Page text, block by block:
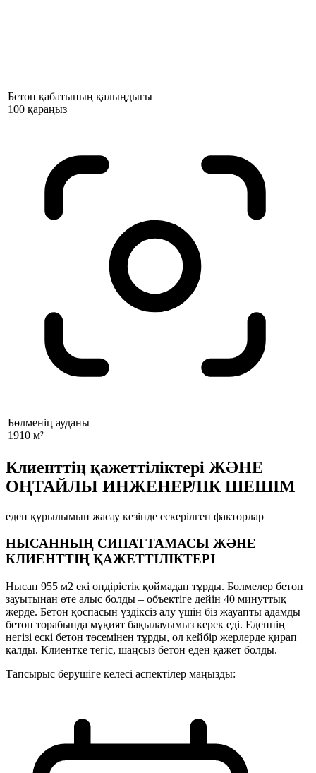
Бетон қабатының қалыңдығы
100 қараңыз
Бөлменің ауданы
1910 м²
Клиенттің қажеттіліктері ЖӘНЕ
ОҢТАЙЛЫ ИНЖЕНЕРЛІК ШЕШІМ
еден құрылымын жасау кезінде ескерілген факторлар
НЫСАННЫҢ СИПАТТАМАСЫ ЖӘНЕ
КЛИЕНТТІҢ ҚАЖЕТТІЛІКТЕРІ
Нысан 955 м2 екі өндірістік қоймадан тұрды. Бөлмелер бетон
зауытынан өте алыс болды – объектіге дейін 40 минуттық
жерде. Бетон қоспасын үздіксіз алу үшін біз жауапты адамды
бетон торабында мұқият бақылауымыз керек еді. Еденнің
негізі ескі бетон төсемінен тұрды, ол кейбір жерлерде қирап
қалды. Клиентке тегіс, шаңсыз бетон еден қажет болды.
Тапсырыс берушіге келесі аспектілер маңызды: